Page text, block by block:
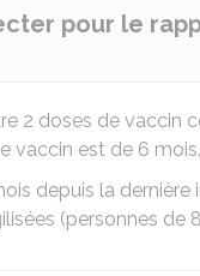
pour le
2 doses de vaccin
vaccin est de 6 mois.
depuis la
(personnes de